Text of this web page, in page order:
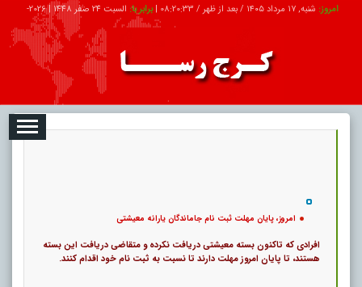
امروز: شنبه, ۱۷ مرداد ۱۴۰۵ / بعد از ظهر / 08:20:34
|برابر با: السبت 24 صفر 1448 |
2026-
تبلیغات درباره ما ارتباط با ما
امروز، پایان مهلت ثبت نام جاماندگان یارانه معیشتی
افرادی که تاکنون بسته معیشتی دریافت نکرده و متقاضی دریافت این بسته
هستند، تا پایان امروز مهلت دارند تا نسبت به ثبت نام خود اقدام کنند.